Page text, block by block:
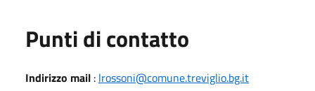
Punti di contatto
Indirizzo mail : lrossoni@comune.treviglio.bg.it